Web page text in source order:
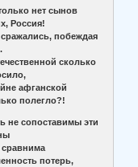
нет сынов
Россия!
побеждая
сколько
афганской
полегло?!
не сопоставимы эти
потерь,